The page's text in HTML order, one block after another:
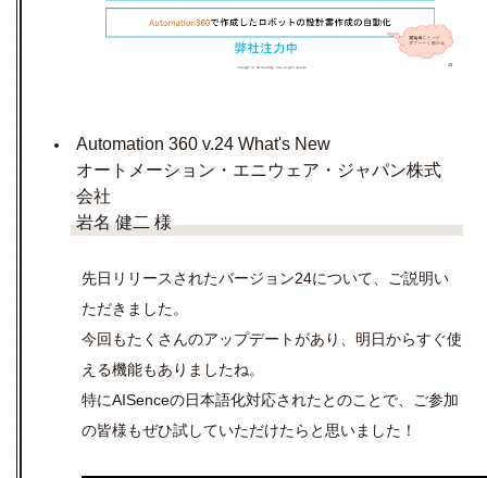
Automation 360 v.24 What's New
オートメーション・エニウェア・ジャパン株式
会社
岩名 健二 様
先日リリースされたバージョン24について、ご説明い
ただきました。
今回もたくさんのアップデートがあり、明日からすぐ使
える機能もありましたね。
特にAISenceの日本語化対応されたとのことで、ご参加
の皆様もぜひ試していただけたらと思いました！